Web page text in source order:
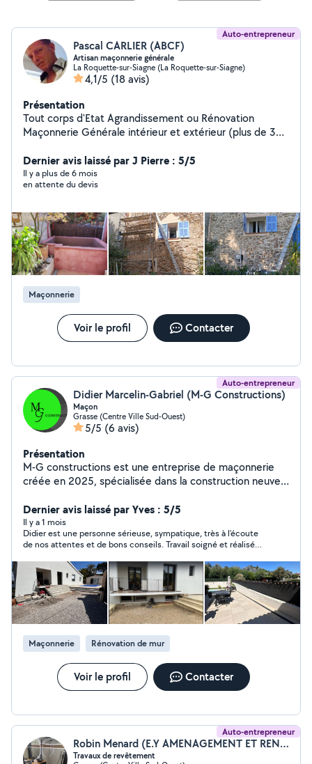
Auto-entrepreneur
Pascal CARLIER (ABCF)
Artisan maçonnerie générale
La Roquette-sur-Siagne (La Roquette-sur-Siagne)
4,1/5 (18 avis)
Présentation
Tout corps d'Etat Agrandissement ou Rénovation
Maçonnerie Générale intérieur et extérieur (plus de 30
Dernier avis laissé par J Pierre : 5/5
Il y a plus de 6 mois
en attente du devis
Maçonnerie
Voir le profil Contacter
Auto-entrepreneur
Didier Marcelin-Gabriel (M-G Constructions)
Maçon
Grasse (Centre Ville Sud-Ouest)
5/5 (6 avis)
Présentation
M-G constructions est une entreprise de maçonnerie
créée en 2025, spécialisée dans la construction neuve,
mettons notre savoir-faire artisanal et notre rigueur
professionnelle au service de projets durables,
esthétiques et conformes aux normes en vigueur. Nous
intervenons auprès des particuliers et professionnels
pour tous travaux de maçonnerie générale : fondations,
ouverture en sous œuvre, murs, cloisons, faux plafond,
carrelage, extensions, rénovations, terrasses, murets et
petits travaux À l'écoute de nos clients, nous assurons
un accompagnement personnalisé, des devis clairs et un
travail de qualité, réalisé dans le respect des délais et
du budget.
Dernier avis laissé par Yves : 5/5
Il y a 1 mois
Didier est une personne sérieuse, sympatique, très à l’écoute
de nos attentes et de bons conseils. Travail soigné et réalisé
chaque jour. je recommande virement
Maçonnerie Rénovation de mur
Voir le profil Contacter
Auto-entrepreneur
Robin Menard (E.Y AMENAGEMENT ET RENOVATION)
Travaux de revêtement